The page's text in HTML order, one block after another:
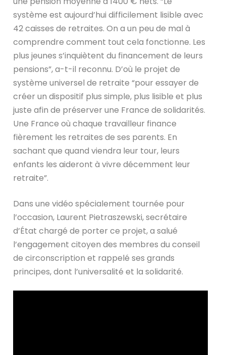
système est aujourd’hui difficilement lisible avec
42 caisses de retraites. On a un peu de mal à
comprendre comment tout cela fonctionne. Les
plus jeunes s’inquiètent du financement de leurs
pensions”, a-t-il reconnu. D’où le projet de
système universel de retraite “pour essayer de
créer un dispositif plus simple, plus lisible et plus
juste afin de préserver une France de solidarités.
Une France où chaque travailleur finance
fièrement les retraites de ses parents. En
sachant que quand viendra leur tour, leurs
enfants les aideront à vivre décemment leur
retraite”.
Dans une vidéo spécialement tournée pour
l’occasion, Laurent Pietraszewski, secrétaire
d’État chargé de porter ce projet, a salué
l’engagement citoyen des membres du conseil
de circonscription et rappelé ses grands
principes, dont l’universalité et la solidarité.